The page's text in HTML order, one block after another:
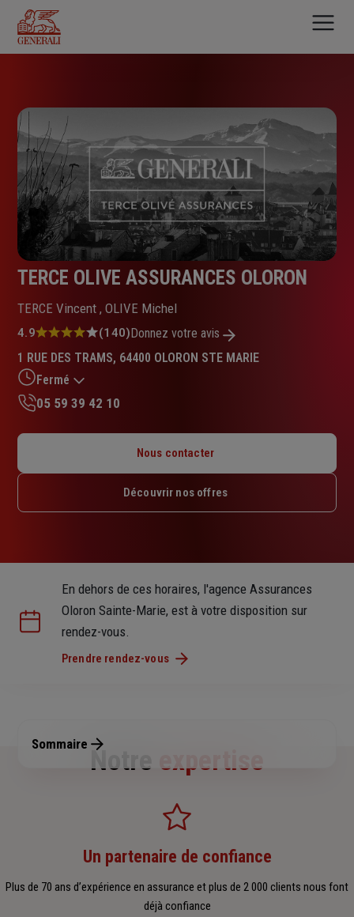
contenu
principal
TERCE OLIVE ASSURANCES OLORON
TERCE Vincent , OLIVE Michel
Note
4.9
sur
5
étoiles
4.9 (140)Donnez votre avis
1 RUE DES TRAMS, 64400 OLORON STE MARIE
Fermé
Mardi : 08h – 12h / 13h30 – 18h
Jeudi : 08h – 12h / 13h30 – 18h
05 59 39 42 10
Nous contacter
Découvrir nos offres
En dehors de ces horaires, l'agence Assurances
Oloron Sainte-Marie, est à votre disposition sur
rendez-vous.
Prendre rendez-vous
Sommaire
Notre expertise
Un partenaire de confiance
Plus de 70 ans d’expérience en assurance et plus de 2 000 clients nous font
déjà confiance